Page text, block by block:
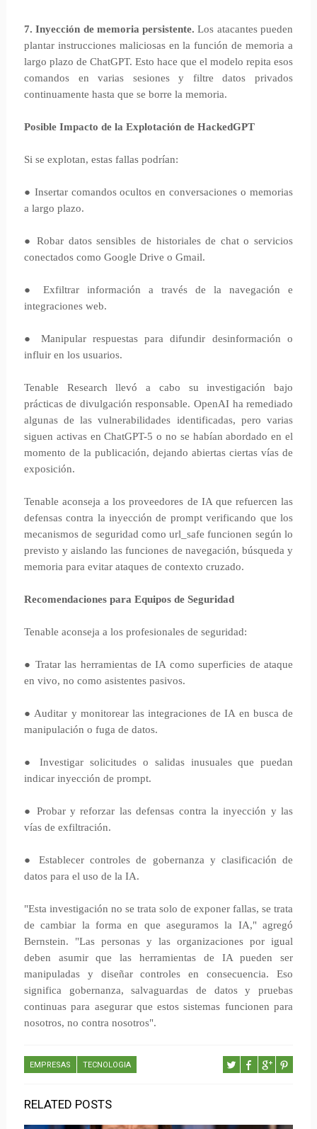
7. Inyección de memoria persistente. Los atacantes pueden
plantar instrucciones maliciosas en la función de memoria a
largo plazo de ChatGPT. Esto hace que el modelo repita esos
comandos en varias sesiones y filtre datos privados
continuamente hasta que se borre la memoria.
Posible Impacto de la Explotación de HackedGPT
Si se explotan, estas fallas podrían:
● Insertar comandos ocultos en conversaciones o memorias
a largo plazo.
● Robar datos sensibles de historiales de chat o servicios
conectados como Google Drive o Gmail.
● Exfiltrar información a través de la navegación e
integraciones web.
● Manipular respuestas para difundir desinformación o
influir en los usuarios.
Tenable Research llevó a cabo su investigación bajo
prácticas de divulgación responsable. OpenAI ha remediado
algunas de las vulnerabilidades identificadas, pero varias
siguen activas en ChatGPT-5 o no se habían abordado en el
momento de la publicación, dejando abiertas ciertas vías de
exposición.
Tenable aconseja a los proveedores de IA que refuercen las
defensas contra la inyección de prompt verificando que los
mecanismos de seguridad como url_safe funcionen según lo
previsto y aislando las funciones de navegación, búsqueda y
memoria para evitar ataques de contexto cruzado.
Recomendaciones para Equipos de Seguridad
Tenable aconseja a los profesionales de seguridad:
● Tratar las herramientas de IA como superficies de ataque
en vivo, no como asistentes pasivos.
● Auditar y monitorear las integraciones de IA en busca de
manipulación o fuga de datos.
● Investigar solicitudes o salidas inusuales que puedan
indicar inyección de prompt.
● Probar y reforzar las defensas contra la inyección y las
vías de exfiltración.
● Establecer controles de gobernanza y clasificación de
datos para el uso de la IA.
"Esta investigación no se trata solo de exponer fallas, se trata
de cambiar la forma en que aseguramos la IA," agregó
Bernstein. "Las personas y las organizaciones por igual
deben asumir que las herramientas de IA pueden ser
manipuladas y diseñar controles en consecuencia. Eso
significa gobernanza, salvaguardas de datos y pruebas
continuas para asegurar que estos sistemas funcionen para
nosotros, no contra nosotros".
EMPRESAS TECNOLOGIA
RELATED POSTS